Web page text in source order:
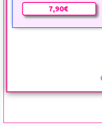
7,90€